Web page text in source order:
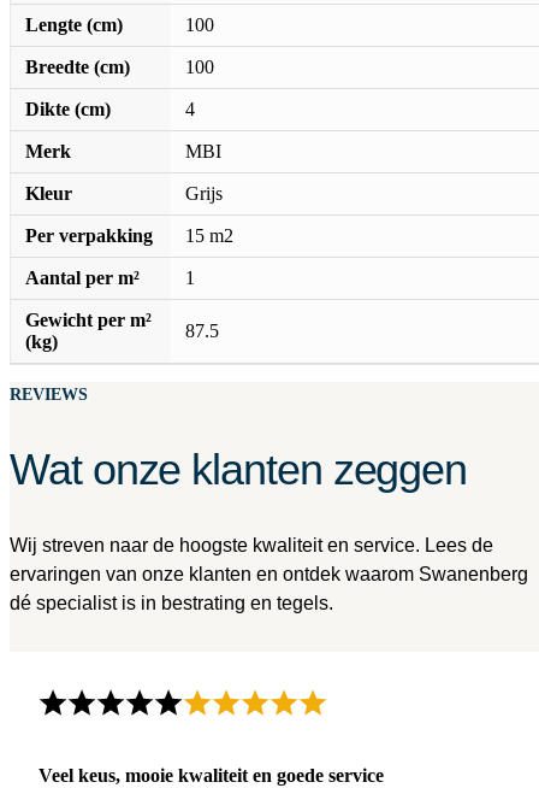
Lengte (cm) 100
Breedte (cm) 100
Dikte (cm) 4
Merk MBI
Kleur Grijs
Per verpakking 15 m2
Aantal per m² 1
Gewicht per m²
(kg)
87.5
REVIEWS
Wat onze klanten zeggen
Wij streven naar de hoogste kwaliteit en service. Lees de
ervaringen van onze klanten en ontdek waarom Swanenberg
dé specialist is in bestrating en tegels.
Veel keus, mooie kwaliteit en goede service